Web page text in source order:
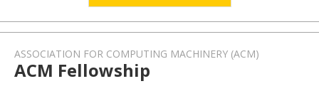
ASSOCIATION FOR COMPUTING MACHINERY (ACM)
ACM Fellowship